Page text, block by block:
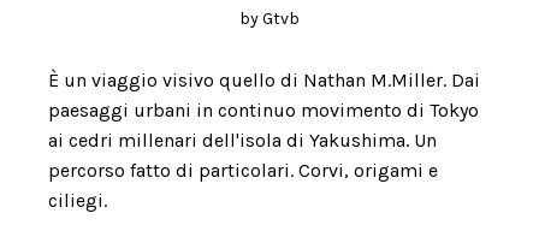
byGtvb
È un viaggio visivo quello di Nathan M.Miller. Dai
paesaggi urbani in continuo movimento di Tokyo
ai cedri millenari dell'isola di Yakushima. Un
percorso fatto di particolari. Corvi, origami e
ciliegi.